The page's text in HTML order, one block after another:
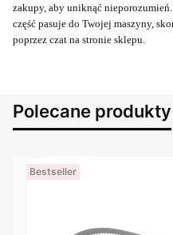
zakupy, aby uniknąć
część pasuje do Twojej maszyny,
poprzez czat na stronie sklepu.
Polecane produkty
Bestseller